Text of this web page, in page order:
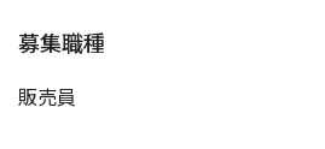
募集職種
販売員